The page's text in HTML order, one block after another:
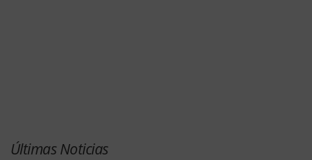
Últimas Noticias